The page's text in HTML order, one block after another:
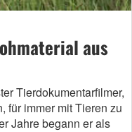
aus
Tierdokumentarfilmer,
für immer mit Tieren zu
Jahre begann er als